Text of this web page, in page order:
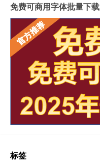
免费可商用字体批量下载
标签